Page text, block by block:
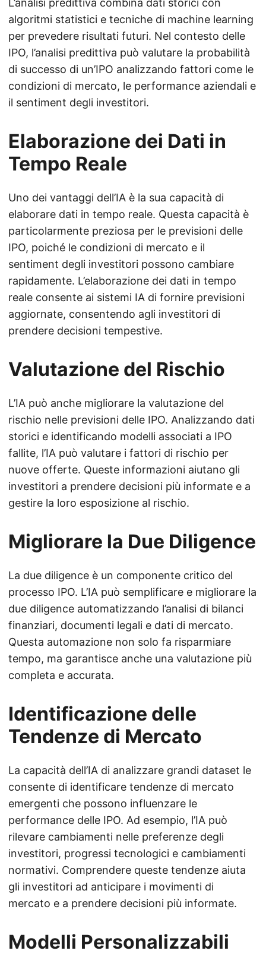
L’analisi predittiva combina dati storici con
algoritmi statistici e tecniche di machine learning
per prevedere risultati futuri. Nel contesto delle
IPO, l’analisi predittiva può valutare la probabilità
di successo di un’IPO analizzando fattori come le
condizioni di mercato, le performance aziendali e
il sentiment degli investitori.
Elaborazione dei Dati in
Tempo Reale
Uno dei vantaggi dell’IA è la sua capacità di
elaborare dati in tempo reale. Questa capacità è
particolarmente preziosa per le previsioni delle
IPO, poiché le condizioni di mercato e il
sentiment degli investitori possono cambiare
rapidamente. L’elaborazione dei dati in tempo
reale consente ai sistemi IA di fornire previsioni
aggiornate, consentendo agli investitori di
prendere decisioni tempestive.
Valutazione del Rischio
L’IA può anche migliorare la valutazione del
rischio nelle previsioni delle IPO. Analizzando dati
storici e identificando modelli associati a IPO
fallite, l’IA può valutare i fattori di rischio per
nuove offerte. Queste informazioni aiutano gli
investitori a prendere decisioni più informate e a
gestire la loro esposizione al rischio.
Migliorare la Due Diligence
La due diligence è un componente critico del
processo IPO. L’IA può semplificare e migliorare la
due diligence automatizzando l’analisi di bilanci
finanziari, documenti legali e dati di mercato.
Questa automazione non solo fa risparmiare
tempo, ma garantisce anche una valutazione più
completa e accurata.
Identificazione delle
Tendenze di Mercato
La capacità dell’IA di analizzare grandi dataset le
consente di identificare tendenze di mercato
emergenti che possono influenzare le
performance delle IPO. Ad esempio, l’IA può
rilevare cambiamenti nelle preferenze degli
investitori, progressi tecnologici e cambiamenti
normativi. Comprendere queste tendenze aiuta
gli investitori ad anticipare i movimenti di
mercato e a prendere decisioni più informate.
Modelli Personalizzabili